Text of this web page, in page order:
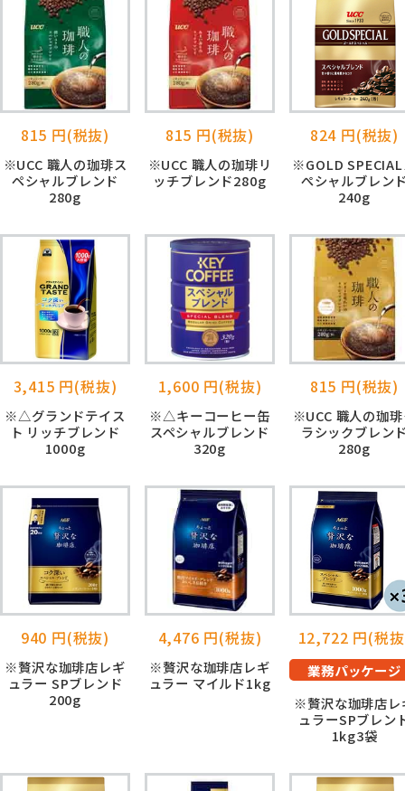
815 円(税抜)
※UCC 職人の珈琲ス
ペシャルブレンド
280g
815 円(税抜)
※UCC 職人の珈琲リ
ッチブレンド280g
824 円(税抜)
※GOLD
ぺシャルブレン
240g
3,415 円(税抜)
※△グランドテイス
ト リッチブレンド
1000g
1,600 円(税抜)
※△キーコーヒー缶
スペシャルブレンド
320g
815 円(税抜)
※UCC 職人の珈
ラシックブレン
280g
940 円(税抜)
※贅沢な珈琲店レギ
ュラー SPブレンド
200g
4,476 円(税抜)
※贅沢な珈琲店レギ
ュラー マイルド1kg
12,722 円(税
業務パッケージ
※贅沢な珈琲店レ
ュラーSPブレン
1kg3袋